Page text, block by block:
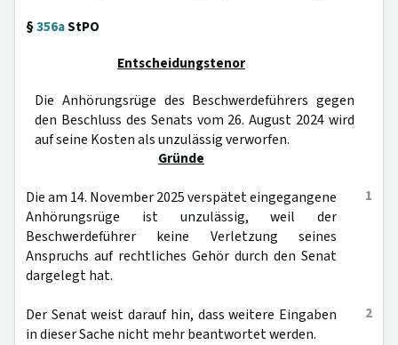
§356aStPO
Entscheidungstenor
Die Anhörungsrüge des Beschwerdeführers gegen
den Beschluss des Senats vom 26. August 2024 wird
auf seine Kosten als unzulässig verworfen.
Gründe
1
Die am 14. November 2025 verspätet eingegangene
Anhörungsrüge ist unzulässig, weil der
Beschwerdeführer keine Verletzung seines
Anspruchs auf rechtliches Gehör durch den Senat
dargelegt hat.
2
Der Senat weist darauf hin, dass weitere Eingaben
in dieser Sache nicht mehr beantwortet werden.